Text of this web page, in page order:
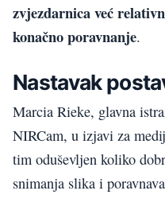
zvjezdarnica već
konačno poravnanje.
Nastavak
Marcia Rieke, glavna
NIRCam, u izjavi za
tim oduševljen koliko
snimanja slika i